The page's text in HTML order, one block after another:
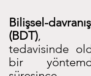
Bilişsel-
(BDT),
tedavisinde
bir